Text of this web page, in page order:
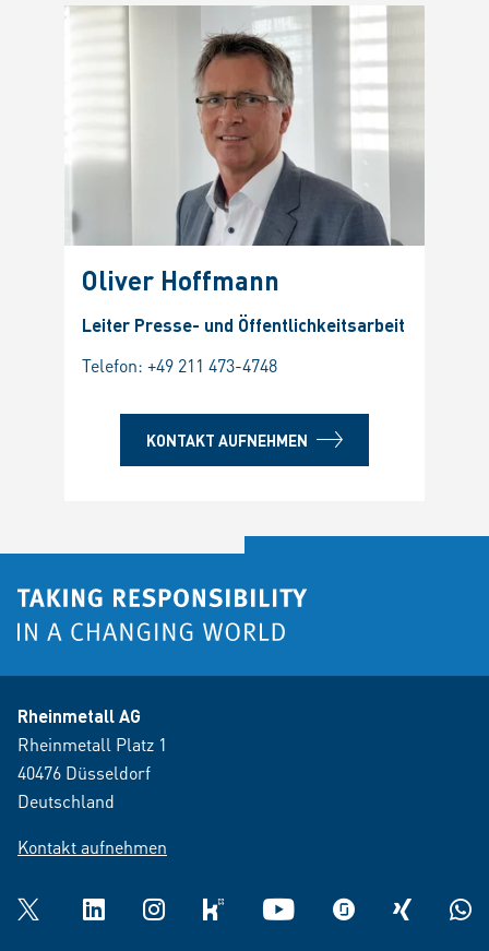
Oliver Hoffmann
Leiter Presse- und Öffentlichkeitsarbeit
Telefon: +49 211 473-4748
KONTAKT AUFNEHMEN
Rheinmetall AG
Rheinmetall Platz 1
40476 Düsseldorf
Deutschland
Kontakt aufnehmen
Twitter LinkedInInstagramkununu YouTube glassdoorXING